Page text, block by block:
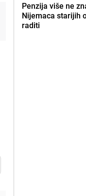
Penzija više ne
Nijemaca starijih
raditi